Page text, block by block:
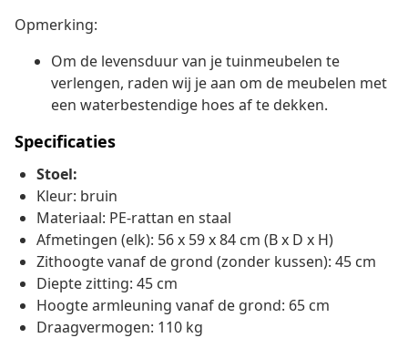
Opmerking:
Om de levensduur van je tuinmeubelen te
verlengen, raden wij je aan om de meubelen met
een waterbestendige hoes af te dekken.
Specificaties
Stoel:
Kleur: bruin
Materiaal: PE-rattan en staal
Afmetingen (elk): 56 x 59 x 84 cm (B x D x H)
Zithoogte vanaf de grond (zonder kussen): 45 cm
Diepte zitting: 45 cm
Hoogte armleuning vanaf de grond: 65 cm
Draagvermogen: 110 kg